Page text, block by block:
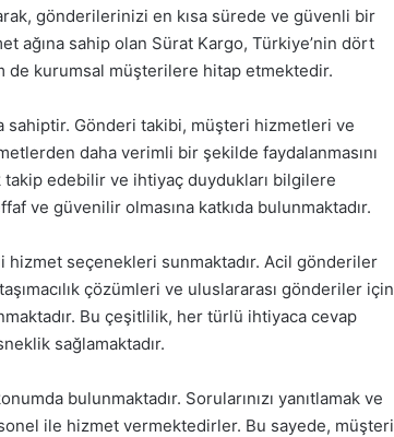
gönderilerinizi en kısa sürede ve güvenli bir
ağına sahip olan Sürat Kargo, Türkiye’nin dört
de kurumsal müşterilere hitap etmektedir.
sahiptir. Gönderi takibi, müşteri hizmetleri ve
daha verimli bir şekilde faydalanmasını
edebilir ve ihtiyaç duydukları bilgilere
ve güvenilir olmasına katkıda bulunmaktadır.
seçenekleri sunmaktadır. Acil gönderiler
çözümleri ve uluslararası gönderiler için
Bu çeşitlilik, her türlü ihtiyaca cevap
sağlamaktadır.
bulunmaktadır. Sorularınızı yanıtlamak ve
ile hizmet vermektedirler. Bu sayede, müşteri